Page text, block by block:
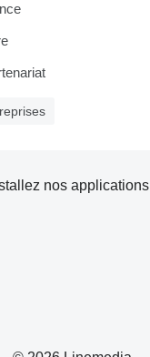
nos applications